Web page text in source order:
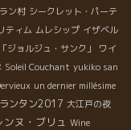
ン村 シークレット・パーテ
ティム ムレシップ イザベル
ジョルジュ・サンク」
ワイ
Soleil Couchant yukiko san
un dernier millésime
ンタン2017 大江戸の夜
ンヌ・ブリュ Wine